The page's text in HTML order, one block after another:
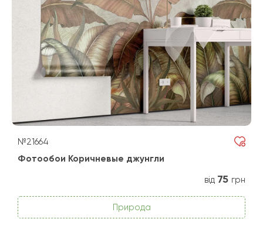
№21664
Фотообои Коричневые джунгли
від 75 грн
Природа